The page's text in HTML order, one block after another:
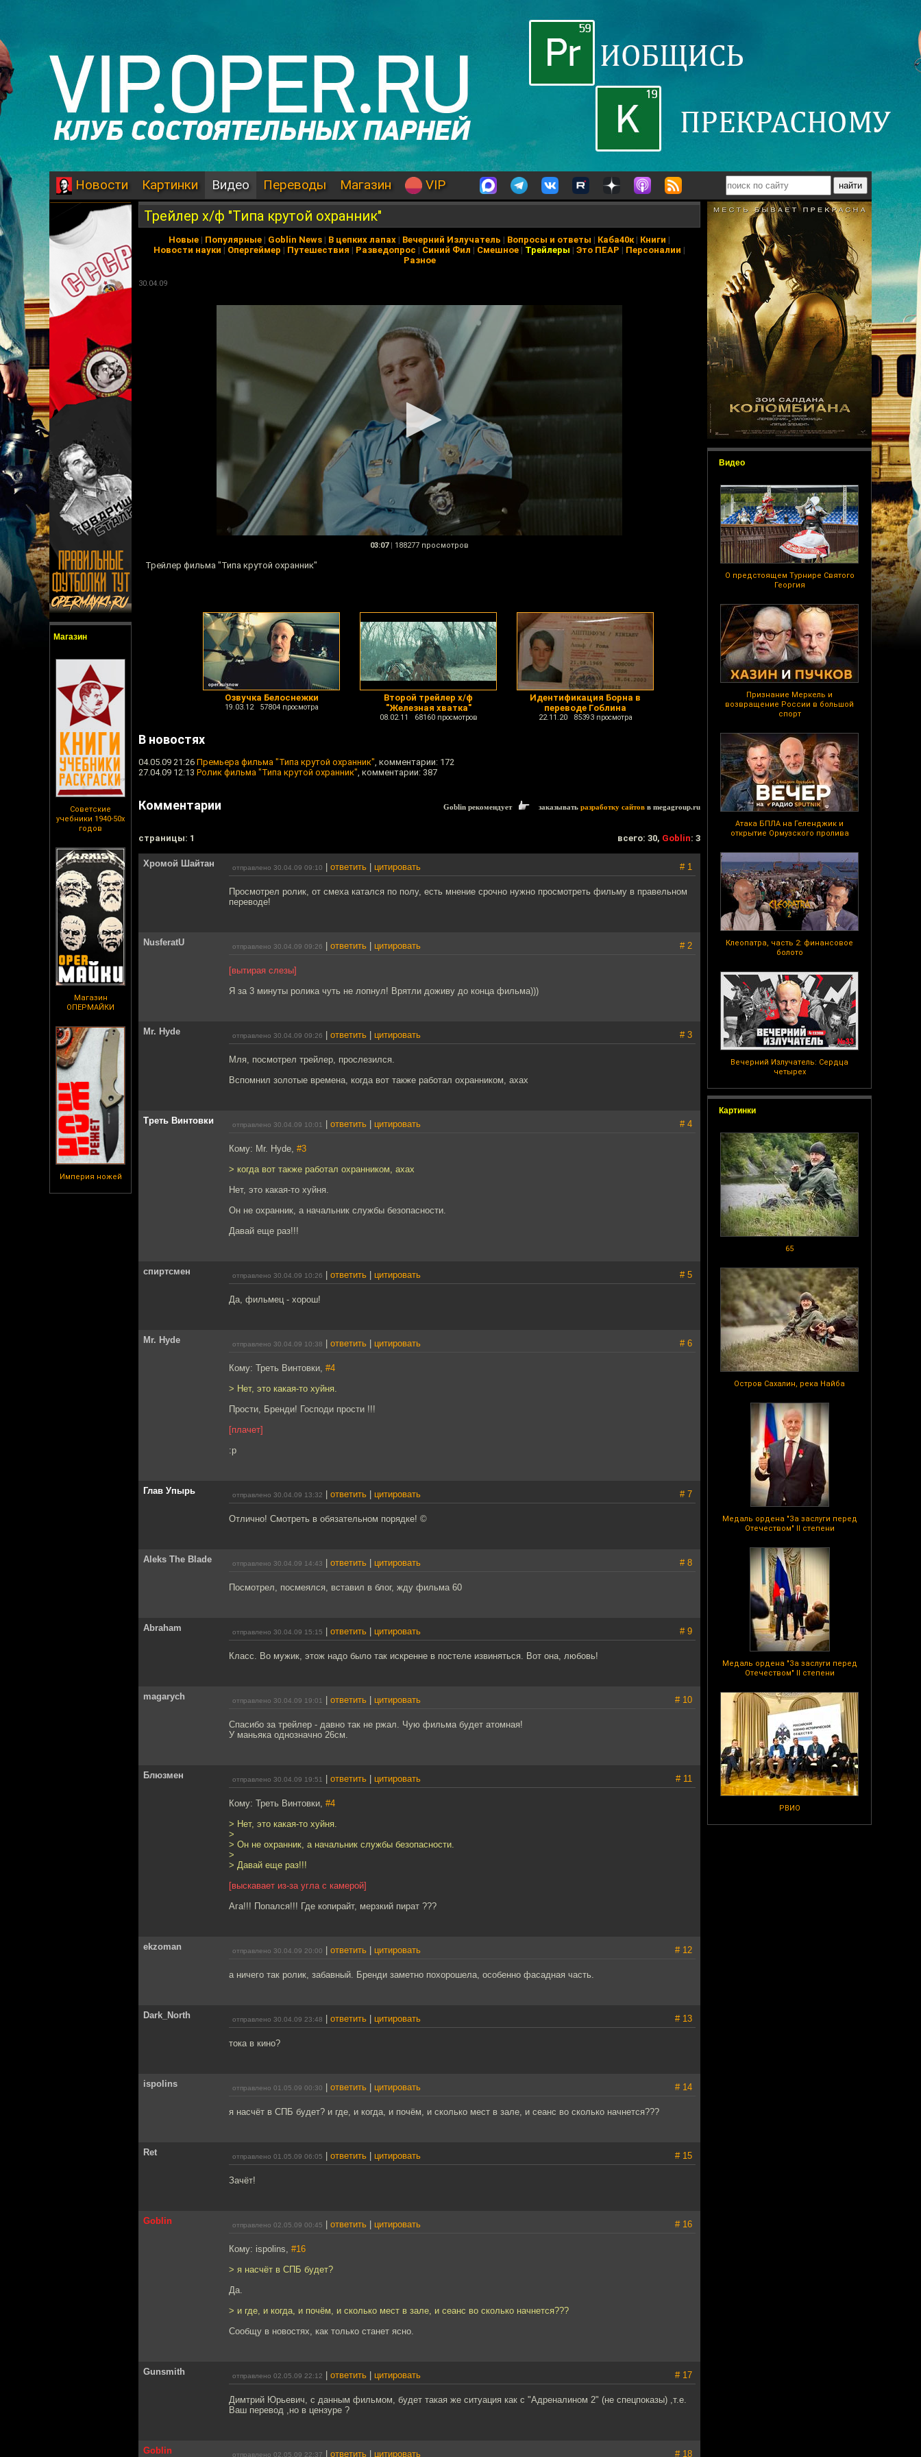
Новости Картинки Видео Переводы Магазин VIP
Магазин
Советские
учебники 1940-50х
годов
Магазин
ОПЕРМАЙКИ
Империя ножей
Видео
О предстоящем Турнире Святого
Георгия
Признание Меркель и
возвращение России в большой
спорт
Атака БПЛА на Геленджик и
открытие Ормузского пролива
Клеопатра, часть 2: финансовое
болото
Вечерний Излучатель: Сердца
четырех
Картинки
65
Остров Сахалин, река Найба
Медаль ордена "За заслуги перед
Отечеством" II степени
Медаль ордена "За заслуги перед
Отечеством" II степени
РВИО
Трейлер х/ф "Типа крутой охранник"
Новые | Популярные | Goblin News | В цепких лапах | Вечерний Излучатель | Вопросы и ответы | Каба40к| Книги |
Новости науки | Опергеймер | Путешествия | Разведопрос | Синий Фил | Смешное | Трейлеры | Это ПЕАР | Персоналии |
Разное
30.04.09
03:07 | 188277 просмотров
Трейлер фильма "Типа крутой охранник"
Озвучка Белоснежки
19.03.12 57804 просмотра
Второй трейлер х/ф
"Железная хватка"
08.02.11 68160 просмотров
Идентификация Борна в
переводе Гоблина
22.11.20 85393 просмотра
В новостях
04.05.09 21:26 Премьера фильма "Типа крутой охранник", комментарии: 172
27.04.09 12:13 Ролик фильма "Типа крутой охранник", комментарии: 387
Комментарии Goblin рекомендует заказывать разработку сайтов в megagroup.ru
cтраницы: 1 всего: 30, Goblin: 3
Хромой Шайтан отправлено 30.04.09 09:10 ответить цитировать # 1
Просмотрел ролик, от смеха катался по полу, есть мнение срочно нужно просмотреть фильму в правельном
переводе!
NusferatU отправлено 30.04.09 09:26 ответить цитировать # 2
[вытирая слезы]
Я за 3 минуты ролика чуть не лопнул! Врятли доживу до конца фильма)))
Mr. Hyde отправлено 30.04.09 09:26 ответить цитировать # 3
Мля, посмотрел трейлер, прослезился.
Вспомнил золотые времена, когда вот также работал охранником, ахах
Треть Винтовки отправлено 30.04.09 10:01 ответить цитировать # 4
Кому: Mr. Hyde, #3
> когда вот также работал охранником, ахах
Нет, это какая-то хуйня.
Он не охранник, а начальник службы безопасности.
Давай еще раз!!!
спиртсмен отправлено 30.04.09 10:26 ответить цитировать # 5
Да, фильмец - хорош!
Mr. Hyde отправлено 30.04.09 10:38 ответить цитировать # 6
Кому: Треть Винтовки, #4
> Нет, это какая-то хуйня.
Прости, Бренди! Господи прости !!!
[плачет]
:p
Глав Упырь отправлено 30.04.09 13:32 ответить цитировать # 7
Отлично! Смотреть в обязательном порядке! ©
Aleks The Blade отправлено 30.04.09 14:43 ответить цитировать # 8
Посмотрел, посмеялся, вставил в блог, жду фильма 60
Abraham отправлено 30.04.09 15:15 ответить цитировать # 9
Класс. Во мужик, этож надо было так искренне в постеле извиняться. Вот она, любовь!
magarych отправлено 30.04.09 19:01 ответить цитировать # 10
Спасибо за трейлер - давно так не ржал. Чую фильма будет атомная!
У маньяка однозначно 26см.
Блюзмен отправлено 30.04.09 19:51 ответить цитировать # 11
Кому: Треть Винтовки, #4
> Нет, это какая-то хуйня.
>
> Он не охранник, а начальник службы безопасности.
>
> Давай еще раз!!!
[выскавает из-за угла с камерой]
Ага!!! Попался!!! Где копирайт, мерзкий пират ???
ekzoman отправлено 30.04.09 20:00 ответить цитировать # 12
а ничего так ролик, забавный. Бренди заметно похорошела, особенно фасадная часть.
Dark_North отправлено 30.04.09 23:48 ответить цитировать # 13
тока в кино?
ispolins отправлено 01.05.09 00:30 ответить цитировать # 14
я насчёт в СПБ будет? и где, и когда, и почём, и сколько мест в зале, и сеанс во сколько начнется???
Ret отправлено 01.05.09 06:05 ответить цитировать # 15
Зачёт!
Goblin отправлено 02.05.09 00:45 ответить цитировать # 16
Кому: ispolins, #16
> я насчёт в СПБ будет?
Да.
> и где, и когда, и почём, и сколько мест в зале, и сеанс во сколько начнется???
Сообщу в новостях, как только станет ясно.
Gunsmith отправлено 02.05.09 22:12 ответить цитировать # 17
Димтрий Юрьевич, с данным фильмом, будет такая же ситуация как с "Адреналином 2" (не спецпоказы) ,т.е.
Ваш перевод ,но в цензуре ?
Goblin отправлено 02.05.09 22:37 ответить цитировать # 18